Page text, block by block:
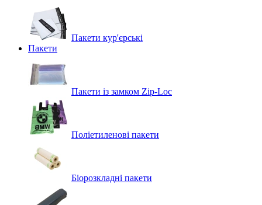
Пакети кур'єрські
Пакети
Пакети із замком Zip-Loc
Поліетиленові пакети
Біорозкладні пакети